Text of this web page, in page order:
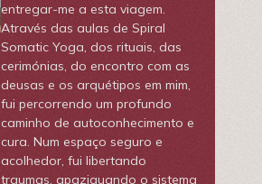
entregar-me a esta viagem.
Através das aulas de Spiral
Somatic Yoga, dos rituais, das
cerimónias, do encontro com as
deusas e os arquétipos em mim,
fui percorrendo um profundo
caminho de autoconhecimento e
cura. Num espaço seguro e
acolhedor, fui libertando
traumas, apaziguando o sistema